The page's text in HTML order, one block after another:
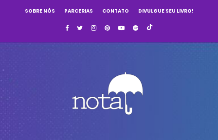
SOBRE NÓS PARCERIAS CONTATO DIVULGUE SEU LIVRO!